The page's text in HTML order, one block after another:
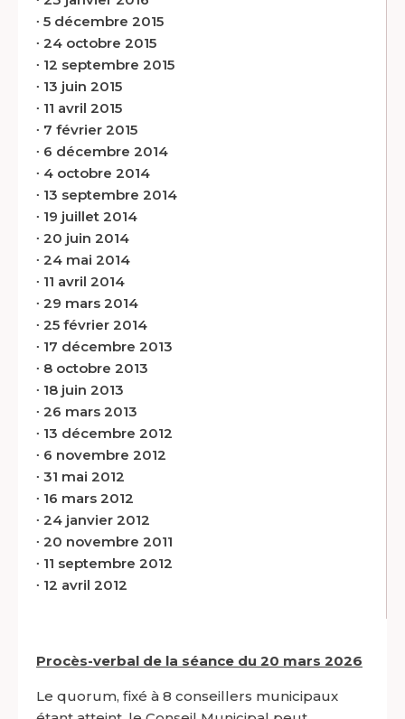
∙ 5 décembre 2015
∙ 24 octobre 2015
∙ 12 septembre 2015
∙ 13 juin 2015
∙ 11 avril 2015
∙ 7 février 2015
∙ 6 décembre 2014
∙ 4 octobre 2014
∙ 13 septembre 2014
∙ 19 juillet 2014
∙ 20 juin 2014
∙ 24 mai 2014
∙ 11 avril 2014
∙ 29 mars 2014
∙ 25 février 2014
∙ 17 décembre 2013
∙ 8 octobre 2013
∙ 18 juin 2013
∙ 26 mars 2013
∙ 13 décembre 2012
∙ 6 novembre 2012
∙ 31 mai 2012
∙ 16 mars 2012
∙ 24 janvier 2012
∙ 20 novembre 2011
∙ 11 septembre 2012
∙ 12 avril 2012
Procès-verbal de la séance du 20 mars 2026
Le quorum, fixé à 8 conseillers municipaux